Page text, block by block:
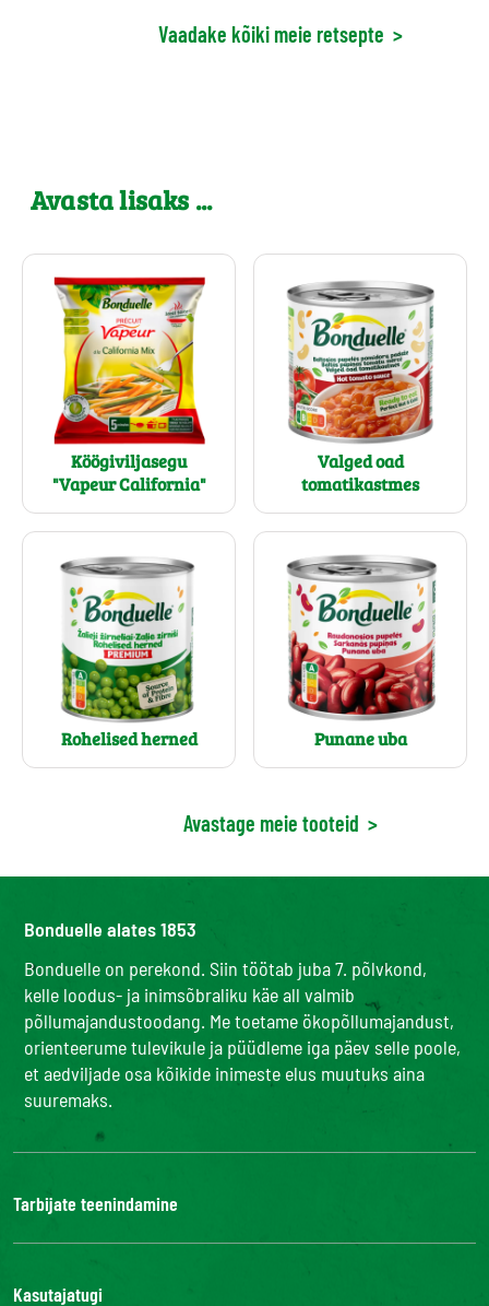
Vaadake kõiki meie retsepte >
Avasta lisaks ...
Köögiviljasegu
"Vapeur California"
Valged oad
tomatikastmes
Rohelised herned Punane uba
Avastage meie tooteid >
Bonduelle alates 1853
Bonduelle on perekond. Siin töötab juba 7. põlvkond,
kelle loodus- ja inimsõbraliku käe all valmib
põllumajandustoodang. Me toetame ökopõllumajandust,
orienteerume tulevikule ja püüdleme iga päev selle poole,
et aedviljade osa kõikide inimeste elus muutuks aina
suuremaks.
Tarbijate teenindamine
Bonduelle Food Service
Kasutajatugi